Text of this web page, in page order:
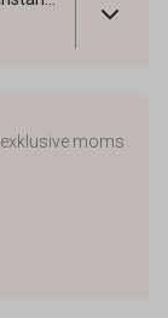
exklusive moms